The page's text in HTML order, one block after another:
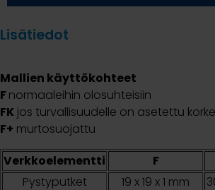
Lisätiedot
Mallien käyttökohteet
Fnormaaleihin olosuhteisiin
FK jos turvallisuudelle on asetettu
F+ murtosuojattu
Verkkoelementti
F
Pystyputket
19 x 19 x 1 mm